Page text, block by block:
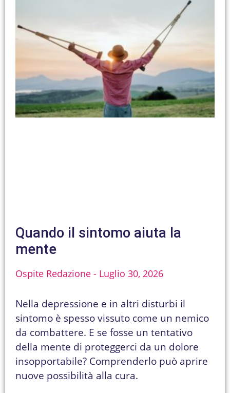
Quando il sintomo aiuta la
mente
Ospite Redazione Luglio 30, 2026
Nella depressione e in altri disturbi il
sintomo è spesso vissuto come un nemico
da combattere. E se fosse un tentativo
della mente di proteggerci da un dolore
insopportabile? Comprenderlo può aprire
nuove possibilità alla cura.